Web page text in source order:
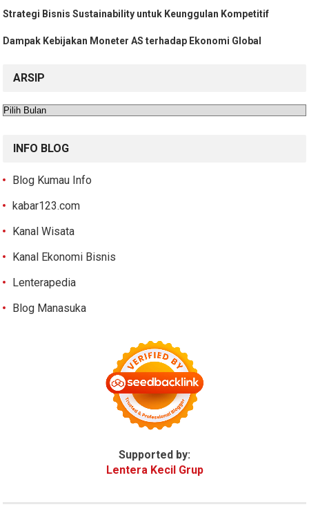
Strategi Bisnis Sustainability untuk Keunggulan Kompetitif
Dampak Kebijakan Moneter AS terhadap Ekonomi Global
ARSIP
Arsip
INFO BLOG
Blog Kumau Info
kabar123.com
Kanal Wisata
Kanal Ekonomi Bisnis
Lenterapedia
Blog Manasuka
Supported by:
Lentera Kecil Grup